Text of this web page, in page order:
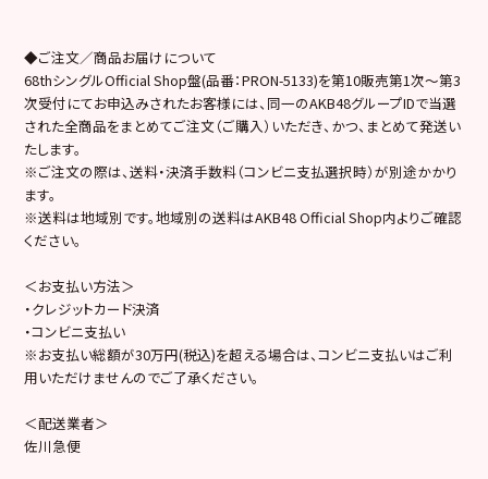
◆ご注文／商品お届けについて
68thシングルOfficial Shop盤(品番：PRON-5133)を第10販売第1次～第3
次受付にてお申込みされたお客様には、同一のAKB48グループIDで当選
された全商品をまとめてご注文（ご購入）いただき、かつ、まとめて発送い
たします。
※ご注文の際は、送料・決済手数料（コンビニ支払選択時）が別途かかり
ます。
※送料は地域別です。地域別の送料はAKB48 Official Shop内よりご確認
ください。
＜お支払い方法＞
・クレジットカード決済
・コンビニ支払い
※お支払い総額が30万円(税込)を超える場合は、コンビニ支払いはご利
用いただけませんのでご了承ください。
＜配送業者＞
佐川急便